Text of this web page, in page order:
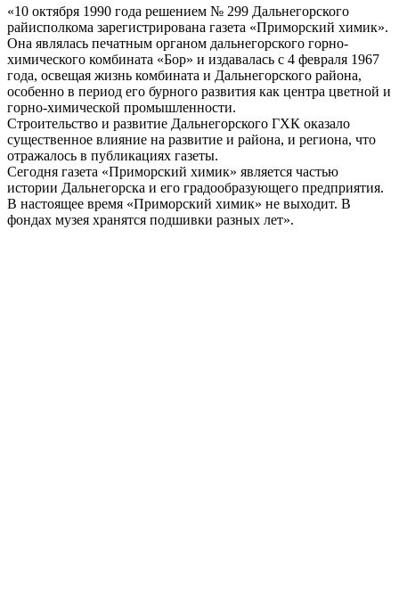
«10 октября 1990 года решением № 299 Дальнегорского
райисполкома зарегистрирована газета «Приморский химик».
Она являлась печатным органом дальнегорского горно-
химического комбината «Бор» и издавалась с 4 февраля 1967
года, освещая жизнь комбината и Дальнегорского района,
особенно в период его бурного развития как центра цветной и
горно-химической промышленности.
Строительство и развитие Дальнегорского ГХК оказало
существенное влияние на развитие и района, и региона, что
отражалось в публикациях газеты.
Сегодня газета «Приморский химик» является частью
истории Дальнегорска и его градообразующего предприятия.
В настоящее время «Приморский химик» не выходит. В
фондах музея хранятся подшивки разных лет».